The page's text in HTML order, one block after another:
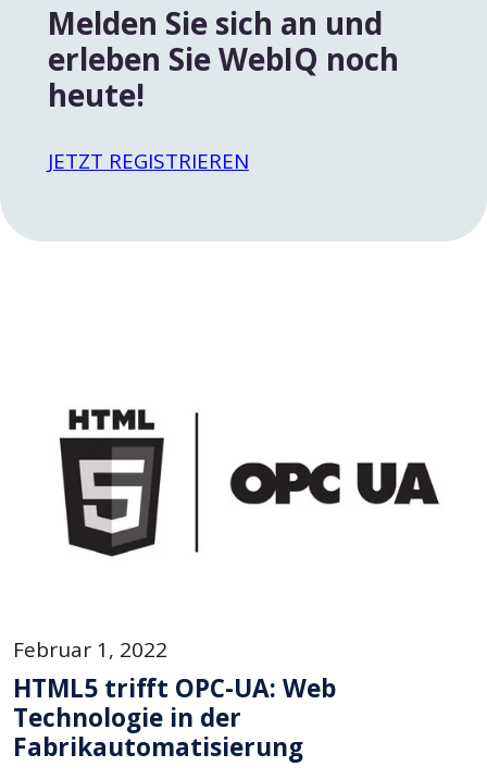
Melden Sie sich an und
erleben Sie WebIQ noch
heute!
JETZT REGISTRIEREN
Februar 1, 2022
HTML5 trifft OPC-UA: Web
Technologie in der
Fabrikautomatisierung